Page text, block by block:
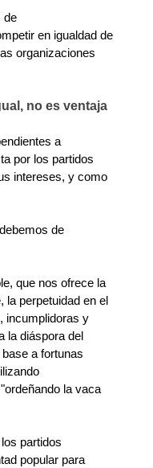
de
en igualdad de
organizaciones
no es ventaja
a
por los partidos
intereses, y como
de
que nos ofrece la
la perpetuidad en el
incumplidoras y
la diáspora del
a fortunas
la vaca
partidos
popular para